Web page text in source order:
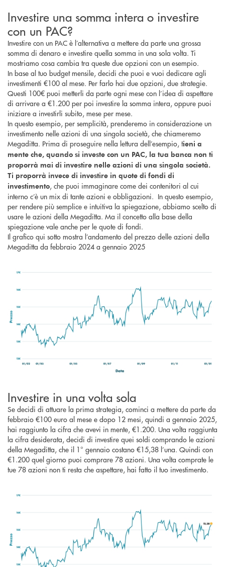
Investire una somma intera o investire
con un PAC?
Investire con un PAC è l’alternativa a mettere da parte una grossa
somma di denaro e investire quella somma in una sola volta. Ti
mostriamo cosa cambia tra queste due opzioni con un esempio.
In base al tuo budget mensile, decidi che puoi e vuoi dedicare agli
investimenti €100 al mese. Per farlo hai due opzioni, due strategie.
Questi 100€ puoi metterli da parte ogni mese con l’idea di aspettare
di arrivare a €1.200 per poi investire la somma intera, oppure puoi
iniziare a investirli subito, mese per mese.
In questo esempio, per semplicità, prenderemo in considerazione un
investimento nelle azioni di una singola società, che chiameremo
Megaditta. Prima di proseguire nella lettura dell’esempio, tieni a
mente che, quando si investe con un PAC, la tua banca non ti
proporrà mai di investire nelle azioni di una singola società.
Ti proporrà invece di investire in quote di fondi di
investimento, che puoi immaginare come dei contenitori al cui
interno c’è un mix di tante azioni e obbligazioni. In questo esempio,
per rendere più semplice e intuitiva la spiegazione, abbiamo scelto di
usare le azioni della Megaditta. Ma il concetto alla base della
spiegazione vale anche per le quote di fondi.
Il grafico qui sotto mostra l’andamento del prezzo delle azioni della
Megaditta da febbraio 2024 a gennaio 2025
Investire in una volta sola
Se decidi di attuare la prima strategia, cominci a mettere da parte da
febbraio €100 euro al mese e dopo 12 mesi, quindi a gennaio 2025,
hai raggiunto la cifra che avevi in mente, €1.200. Una volta raggiunta
la cifra desiderata, decidi di investire quei soldi comprando le azioni
della Megaditta, che il 1° gennaio costano €15,38 l’una. Quindi con
€1.200 quel giorno puoi comprare 78 azioni. Una volta comprate le
tue 78 azioni non ti resta che aspettare, hai fatto il tuo investimento.